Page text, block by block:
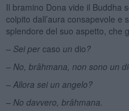
Il bramino Dona vide il Buddha
colpito dall’aura consapevole e
splendore del suo aspetto, che
– Sei per caso un dio?
– No, brâhmana, non sono un
– Allora sei un angelo?
– No davvero, brâhmana.